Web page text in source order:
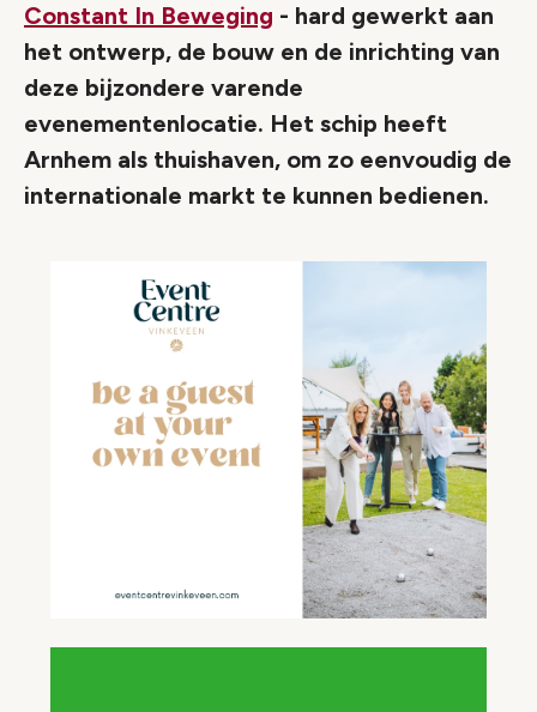
Constant In Beweging - hard gewerkt aan
het ontwerp, de bouw en de inrichting van
deze bijzondere varende
evenementenlocatie. Het schip heeft
Arnhem als thuishaven, om zo eenvoudig de
internationale markt te kunnen bedienen.